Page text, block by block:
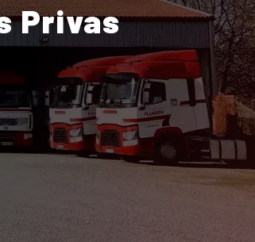
Privas